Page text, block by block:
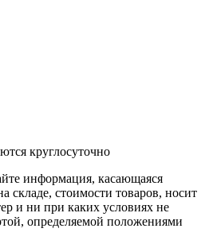
круглосуточно
информация, касающаяся
складе, стоимости товаров, носит
и ни при каких условиях не
определяемой положениями